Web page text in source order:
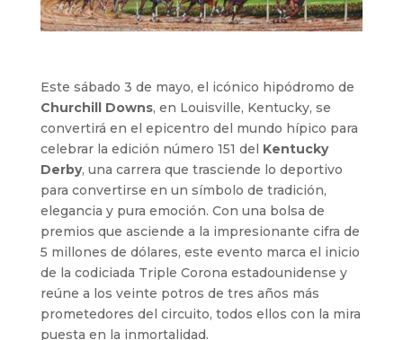
Este sábado 3 de mayo, el icónico hipódromo de
Churchill Downs, en Louisville, Kentucky, se
convertirá en el epicentro del mundo hípico para
celebrar la edición número 151 del Kentucky
Derby, una carrera que trasciende lo deportivo
para convertirse en un símbolo de tradición,
elegancia y pura emoción. Con una bolsa de
premios que asciende a la impresionante cifra de
5 millones de dólares, este evento marca el inicio
de la codiciada Triple Corona estadounidense y
reúne a los veinte potros de tres años más
prometedores del circuito, todos ellos con la mira
puesta en la inmortalidad.